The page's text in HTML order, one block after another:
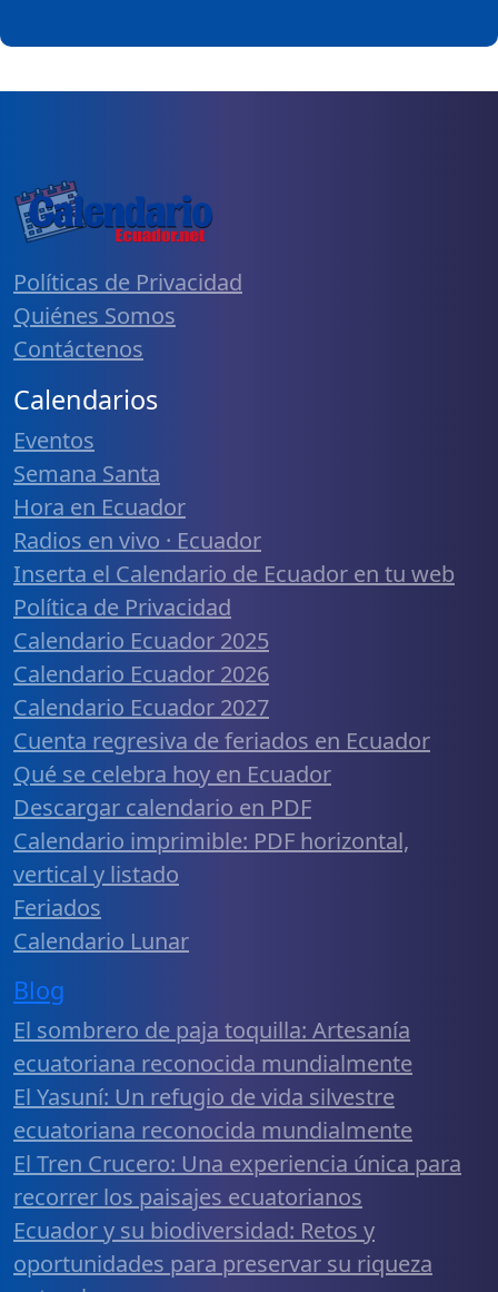
Políticas de Privacidad
Quiénes Somos
Contáctenos
Calendarios
Eventos
Semana Santa
Hora en Ecuador
Radios en vivo · Ecuador
Inserta el Calendario de Ecuador en tu web
Política de Privacidad
Calendario Ecuador 2025
Calendario Ecuador 2026
Calendario Ecuador 2027
Cuenta regresiva de feriados en Ecuador
Qué se celebra hoy en Ecuador
Descargar calendario en PDF
Calendario imprimible: PDF horizontal,
vertical y listado
Feriados
Calendario Lunar
Blog
El sombrero de paja toquilla: Artesanía
ecuatoriana reconocida mundialmente
El Yasuní: Un refugio de vida silvestre
ecuatoriana reconocida mundialmente
El Tren Crucero: Una experiencia única para
recorrer los paisajes ecuatorianos
Ecuador y su biodiversidad: Retos y
oportunidades para preservar su riqueza